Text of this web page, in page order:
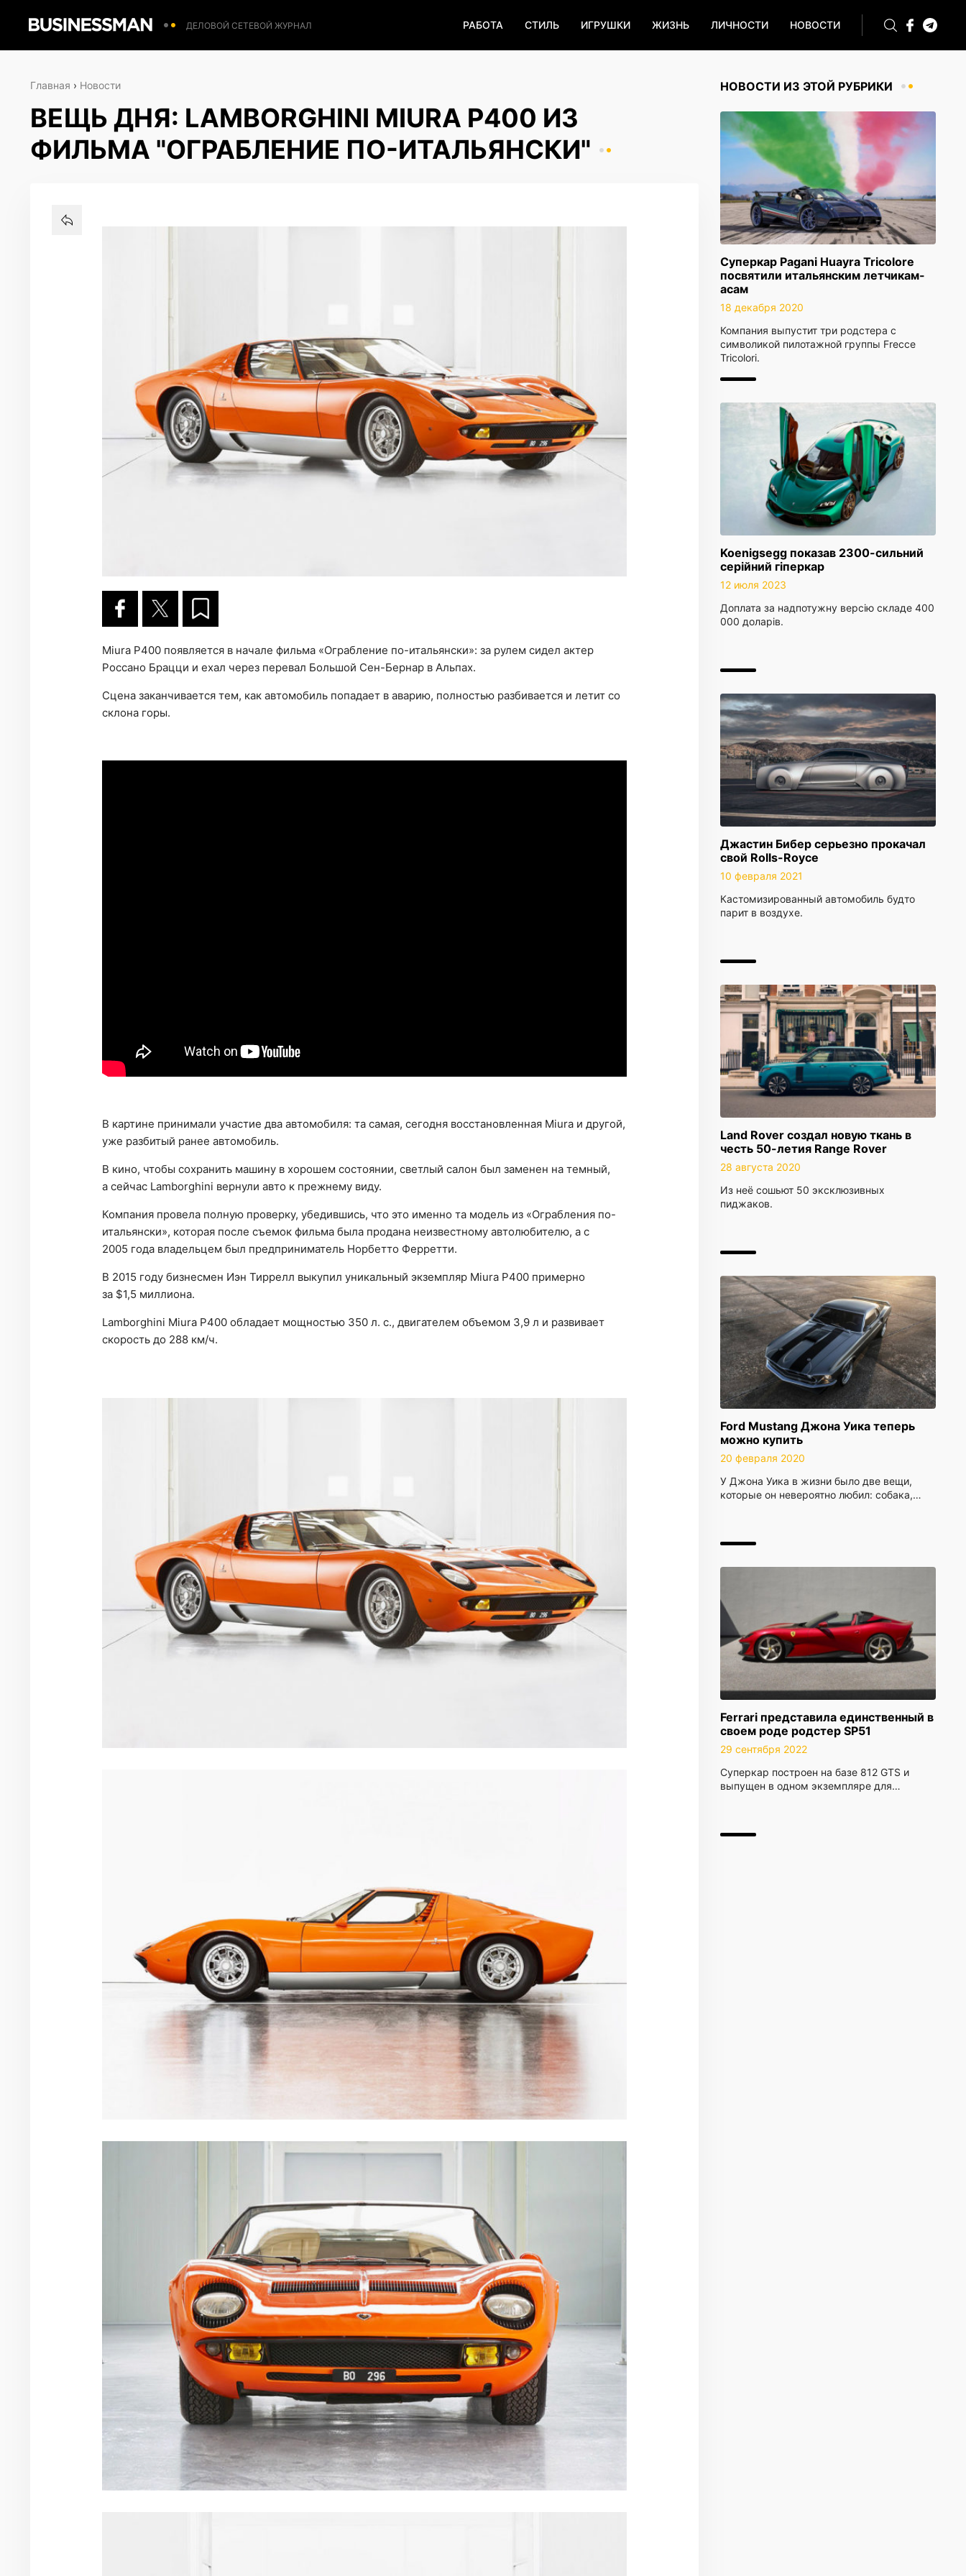
ДЕЛОВОЙ СЕТЕВОЙ ЖУРНАЛ РАБОТА СТИЛЬ ИГРУШКИ ЖИЗНЬ ЛИЧНОСТИ НОВОСТИ
НОВОСТИ ИЗ ЭТОЙ РУБРИКИ
Суперкар Pagani Huayra Tricolore
посвятили итальянским летчикам-
асам
18 декабря 2020
Компания выпустит три родстера с
символикой пилотажной группы Frecce
Tricolori.
Koenigsegg показав 2300-сильний
серійний гіперкар
12 июля 2023
Доплата за надпотужну версію складе 400
000 доларів.
Джастин Бибер серьезно прокачал
свой Rolls-Royce
10 февраля 2021
Кастомизированный автомобиль будто
парит в воздухе.
Land Rover создал новую ткань в
честь 50-летия Range Rover
28 августа 2020
Из неё сошьют 50 эксклюзивных
пиджаков.
Ford Mustang Джона Уика теперь
можно купить
20 февраля 2020
У Джона Уика в жизни было две вещи,
которые он невероятно любил: собака,…
Ferrari представила единственный в
своем роде родстер SP51
29 сентября 2022
Суперкар построен на базе 812 GTS и
выпущен в одном экземпляре для…
Главная › Новости
ВЕЩЬ ДНЯ: LAMBORGHINI MIURA P400 ИЗ
ФИЛЬМА "ОГРАБЛЕНИЕ ПО-ИТАЛЬЯНСКИ"
Miura P400 появляется в начале фильма «Ограбление по-итальянски»: за рулем сидел актер
Россано Брацци и ехал через перевал Большой Сен-Бернар в Альпах.
Сцена заканчивается тем, как автомобиль попадает в аварию, полностью разбивается и летит со
склона горы.
В картине принимали участие два автомобиля: та самая, сегодня восстановленная Miura и другой,
уже разбитый ранее автомобиль.
В кино, чтобы сохранить машину в хорошем состоянии, светлый салон был заменен на темный,
а сейчас Lamborghini вернули авто к прежнему виду.
Компания провела полную проверку, убедившись, что это именно та модель из «Ограбления по-
итальянски», которая после съемок фильма была продана неизвестному автолюбителю, а с
2005 года владельцем был предприниматель Норбетто Ферретти.
В 2015 году бизнесмен Иэн Тиррелл выкупил уникальный экземпляр Miura P400 примерно
за $1,5 миллиона.
Lamborghini Miura P400 обладает мощностью 350 л. с., двигателем объемом 3,9 л и развивает
скорость до 288 км/ч.